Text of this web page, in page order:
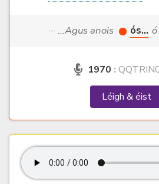
··· ...Agus anois ós... ó
1970 :
Léigh & éist